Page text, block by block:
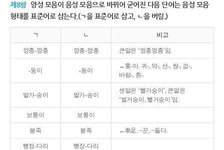
제8항 양성 모음이 음성 모음으로 바뀌어 굳어진 다음 단어는 음성 모음
형태를 표준어로 삼는다.(ㄱ을 표준어로 삼고, ㄴ을 버림.)
ㄱ ㄴ 비고
깡충-깡충 깡총-깡총 큰말은 ‘껑충껑충’임.
-둥이 -동이
←童-이. 귀-, 막-, 선-, 쌍-, 검-,
바람-, 흰-.
발가-숭이 발가-송이
센말은 ‘빨가숭이’, 큰말은
‘벌거숭이, 뻘거숭이’임.
보퉁이 보통이
봉죽 봉족 ←奉足. ~꾼, ~들다.
뻗정-다리 뻗장-다리